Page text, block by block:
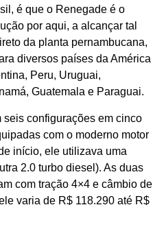
é que o Renegade é o
por aqui, a alcançar tal
da planta pernambucana,
diversos países da América
Peru, Uruguai,
Guatemala e Paraguai.
configurações em cinco
com o moderno motor
início, ele utilizava uma
2.0 turbo diesel). As duas
com tração 4×4 e câmbio de
varia de R$ 118.290 até R$